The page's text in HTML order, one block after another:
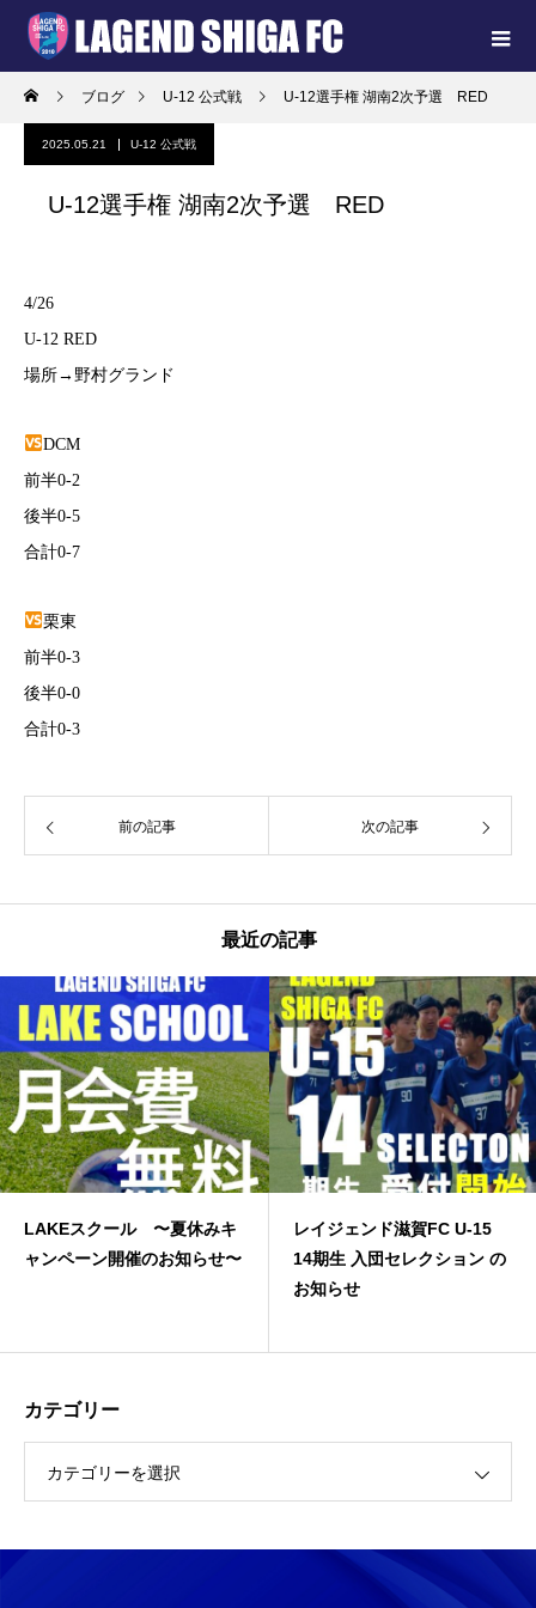
ブログ U-12 公式戦 U-12選手権 湖南2次予選 RED
2025.05.21 U-12 公式戦
U-12選手権 湖南2次予選 RED
4/26
U-12 RED
場所→野村グランド
DCM
前半0-2
後半0-5
合計0-7
栗東
前半0-3
後半0-0
合計0-3
前の記事 次の記事
最近の記事
LAKEスクール 〜夏休みキ
ャンペーン開催のお知らせ〜
レイジェンド滋賀FC U-15
14期生 入団セレクション の
お知らせ
カテゴリー
カテゴリーを選択